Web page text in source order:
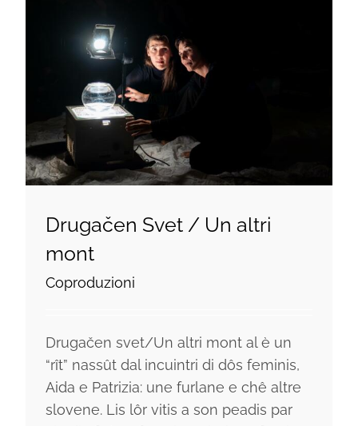
Drugačen Svet / Un altri
mont
Coproduzioni
Drugačen svet/Un altri mont al è un
“rît” nassût dal incuintri di dôs feminis,
Aida e Patrizia: une furlane e chê altre
slovene. Lis lôr vitis a son peadis par